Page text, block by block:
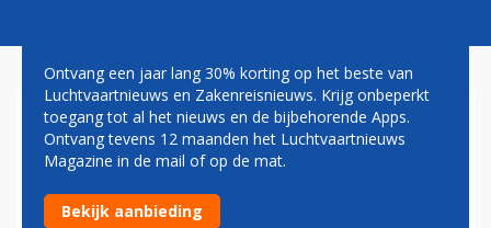
LUFTHANSA MOET
VLUCHTEN SCHRAPPEN
VANWEGE ZIEKE PILOTEN
Ontvang een jaar lang 30% korting op het beste van
Luchtvaartnieuws en Zakenreisnieuws. Krijg onbeperkt
toegang tot al het nieuws en de bijbehorende Apps.
Ontvang tevens 12 maanden het Luchtvaartnieuws
Magazine in de mail of op de mat.
Bekijk aanbieding